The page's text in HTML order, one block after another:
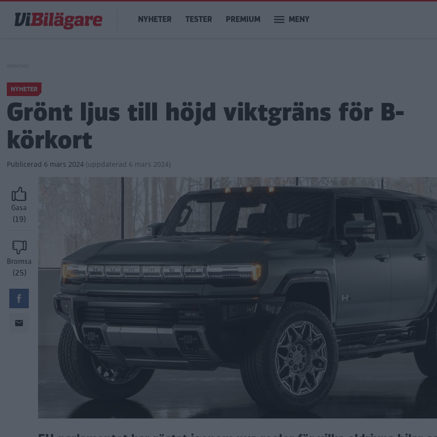
huvudinnehåll
Main
navigation
NYHETER TESTER PREMIUM MENY
NYHETER
Grönt ljus till höjd viktgräns för B-
körkort
Publicerad 6 mars 2024 (uppdaterad 6 mars 2024)
Gasa
(19)
Bromsa
(25)